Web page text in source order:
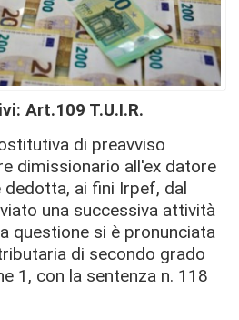
Art.109 T.U.I.R.
di preavviso
dimissionario all'ex datore
ai fini Irpef, dal
una successiva attività
questione si è pronunciata
di secondo grado
1, con la sentenza n. 118